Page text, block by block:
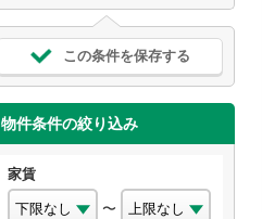
この条件を保存する
物件条件の絞り込み
家賃
〜